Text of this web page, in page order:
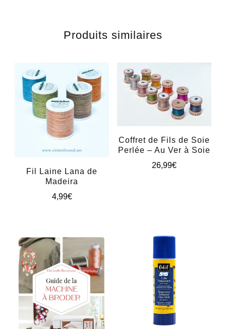
Produits similaires
Fil Laine Lana de
Madeira
4,99€
plusieurs
variations.
Les
options
peuvent
Coffret de Fils de Soie
Perlée – Au Ver à Soie
26,99€
variations.
Les
options
peuvent
être
choisies